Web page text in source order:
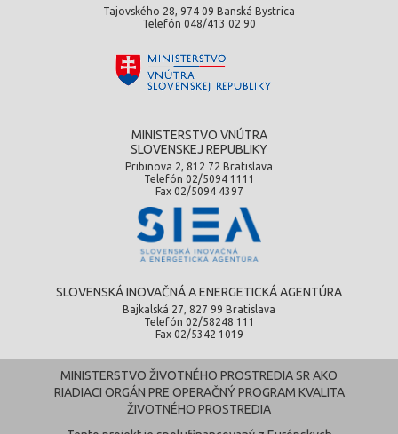
Tajovského 28, 974 09 Banská Bystrica
Telefón 048/413 02 90
MINISTERSTVO VNÚTRA
SLOVENSKEJ REPUBLIKY
Pribinova 2, 812 72 Bratislava
Telefón 02/5094 1111
Fax 02/5094 4397
SLOVENSKÁ INOVAČNÁ A ENERGETICKÁ AGENTÚRA
Bajkalská 27, 827 99 Bratislava
Telefón 02/58248 111
Fax 02/5342 1019
MINISTERSTVO ŽIVOTNÉHO PROSTREDIA SR AKO
RIADIACI ORGÁN PRE OPERAČNÝ PROGRAM KVALITA
ŽIVOTNÉHO PROSTREDIA